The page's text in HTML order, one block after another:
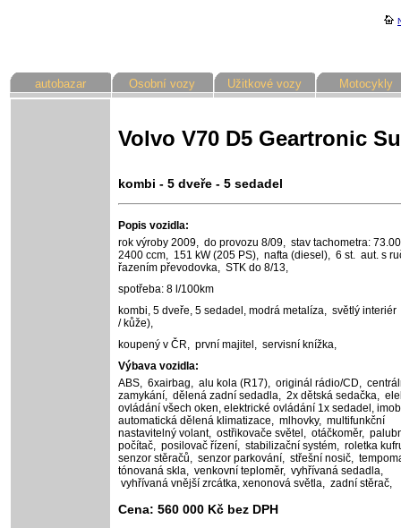
autobazar Osobní vozy Užitkové vozy Motocykly
Volvo V70 D5 Geartronic
kombi - 5 dveře - 5 sedadel
Popis vozidla:
rok výroby 2009, do provozu 8/09, stav tachometra:
2400 ccm, 151 kW (205 PS), nafta (diesel), 6 st. aut. s
řazením převodovka, STK do 8/13,
spotřeba: 8 l/100km
kombi, 5 dveře, 5 sedadel, modrá metalíza, světlý interiér
/ kůže),
koupený v ČR, první majitel, servisní knížka,
Výbava vozidla:
ABS, 6xairbag, alu kola (R17), originál rádio/CD,
zamykání, dělená zadní sedadla, 2x dětská sedačka,
ovládání všech oken, elektrické ovládání 1x sedadel,
automatická dělená klimatizace, mlhovky, multifunkční
nastavitelný volant, ostřikovače světel, otáčkoměr,
počítač, posilovač řízení, stabilizační systém, roletka
senzor stěračů, senzor parkování, střešní nosič,
tónovaná skla, venkovní teploměr, vyhřívaná sedadla,
vyhřívaná vnější zrcátka, xenonová světla, zadní stěrač,
Cena: 560 000 Kč bez DPH